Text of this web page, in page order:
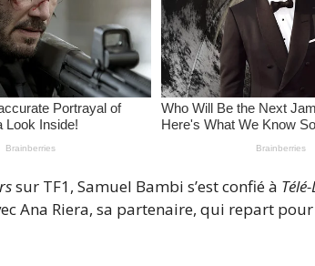
sur TF1, Samuel Bambi s’est confié à
Ana Riera, sa partenaire, qui repart